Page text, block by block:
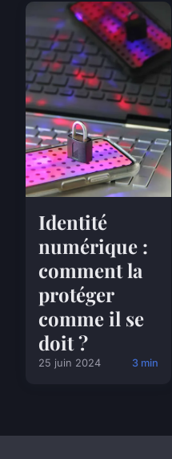
Identité
numérique :
comment la
protéger
comme il se
doit ?
25 juin 2024 3 min